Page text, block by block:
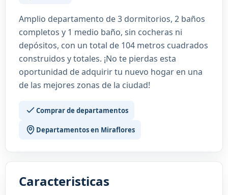
Amplio departamento de 3 dormitorios, 2 baños
completos y 1 medio baño, sin cocheras ni
depósitos, con un total de 104 metros cuadrados
construidos y totales. ¡No te pierdas esta
oportunidad de adquirir tu nuevo hogar en una
de las mejores zonas de la ciudad!
Comprar de departamentos
Departamentos en Miraflores
Caracteristicas